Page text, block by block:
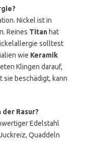
Nickel ist in
Reines Titan hat
solltest
wie Keramik
Klingen darauf,
sie beschädigt, kann
Rasur?
Edelstahl
Quaddeln